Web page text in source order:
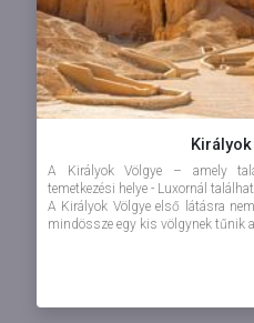
A Királyok Völgye – amely
temetkezési helye - Luxornál
A Királyok Völgye első látásra
mindössze egy kis völgynek tűnik